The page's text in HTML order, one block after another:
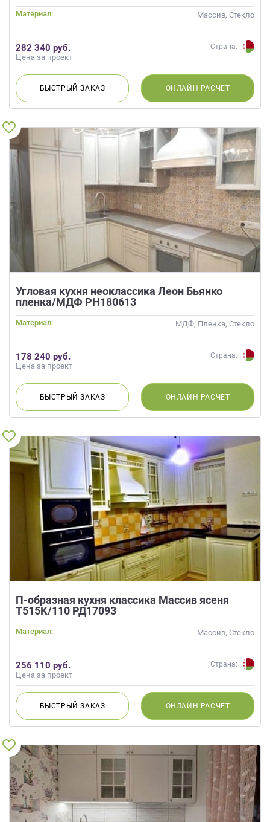
Материал: Массив, Стекло
282 340 руб.
Цена за проект
Страна:
БЫСТРЫЙЗАКАЗ ОНЛАЙН РАСЧЕТ
Угловая кухня неоклассика Леон Бьянко
пленка/МДФ РН180613
Материал: МДФ, Пленка, Стекло
178 240 руб.
Цена за проект
Страна:
БЫСТРЫЙЗАКАЗ ОНЛАЙН РАСЧЕТ
П-образная кухня классика Массив ясеня
Т515К/110 РД17093
Материал: Массив, Стекло
256 110 руб.
Цена за проект
Страна:
БЫСТРЫЙЗАКАЗ ОНЛАЙН РАСЧЕТ